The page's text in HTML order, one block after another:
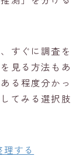
すぐに調査を
見る方法もあ
る程度分かっ
てみる選択肢
する